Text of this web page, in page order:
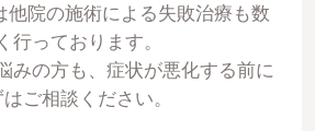
他院の施術による失敗治療も数
行っております。
みの方も、症状が悪化する前に
はご相談ください。